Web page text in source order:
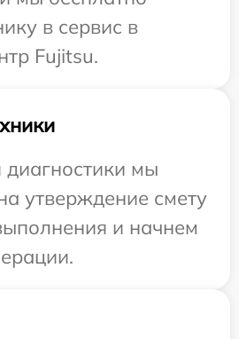
в сервис в
Fujitsu.
мы
утверждение смету
и начнем